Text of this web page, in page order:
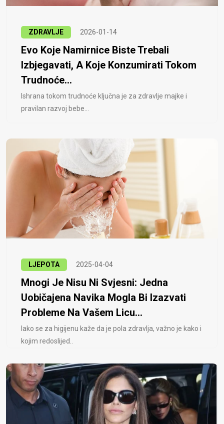
ZDRAVLJE 2026-01-14
Evo Koje Namirnice Biste Trebali
Izbjegavati, A Koje Konzumirati Tokom
Trudnoće...
Ishrana tokom trudnoće ključna je za zdravlje majke i
pravilan razvoj bebe...
LJEPOTA 2025-04-04
Mnogi Je Nisu Ni Svjesni: Jedna
Uobičajena Navika Mogla Bi Izazvati
Probleme Na Vašem Licu...
Iako se za higijenu kaže da je pola zdravlja, važno je kako i
kojim redoslijed..